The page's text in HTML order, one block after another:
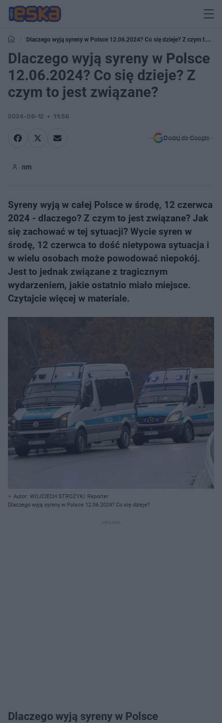
Dlaczego wyją syreny w Polsce 12.06.2024? Co się dzieje? Z czym to jest
związane?
Dlaczego wyją syreny w Polsce
12.06.2024? Co się dzieje? Z
czym to jest związane?
2024-06-12 11:56
Dodaj do Google
nm
Syreny wyją w całej Polsce w środę, 12 czerwca
2024 - dlaczego? Z czym to jest związane? Jak
się zachować w tej sytuacji? Wycie syren w
środę, 12 czerwca to dość nietypowa sytuacja i
w wielu osobach może powodować niepokój.
Jest to jednak związane z tragicznym
wydarzeniem, jakie ostatnio miało miejsce.
Czytajcie więcej w materiale.
Autor: WOJCIECH STROZYK/ Reporter
Dlaczego wyją syreny w Polsce 12.06.2024? Co się dzieje?
Dlaczego wyją syreny w Polsce